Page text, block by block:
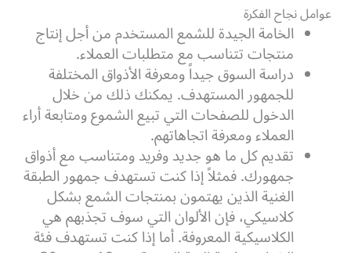
عوامل نجاح الفكرة
الخامة الجيدة للشمع المستخدم من أجل إنتاج
منتجات تتناسب مع متطلبات العملاء.
دراسة السوق جيداً ومعرفة الأذواق المختلفة
للجمهور المستهدف. يمكنك ذلك من خلال
الدخول للصفحات التي تبيع الشموع ومتابعة أراء
العملاء ومعرفة اتجاهاتهم.
تقديم كل ما هو جديد وفريد ومتناسب مع أذواق
جمهورك. فمثلاً إذا كنت تستهدف جمهور الطبقة
الغنية الذين يهتمون بمنتجات الشمع بشكل
كلاسيكي، فإن الألوان التي سوف تجذبهم هي
الكلاسيكية المعروفة. أما إذا كنت تستهدف فئة